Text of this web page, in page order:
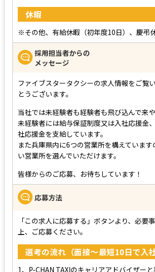
休暇
※その他、有給休暇（初年度10日）、慶弔
採用担当者からの
メッセージ
ファイブスタータクシーの求人情報をご覧
とうございます。
当社では未経験者も経験者も飛び込んで来や
未経験者には給与保証制度又は入社応援金
社応援金を支給しています。
また兵庫県内に6つの営業所を構えています
い営業所を選んでいただけます。
皆様からのご応募、お待ちしています！
応募方法
「この求人に応募する」ボタンより、必要
上、ご応募ください。
選考の流れ（面接～最短10日で入
成の場合は1ヶ月程で入社可能！）
1、P-CHAN TAXIのキャリアアドバイザー